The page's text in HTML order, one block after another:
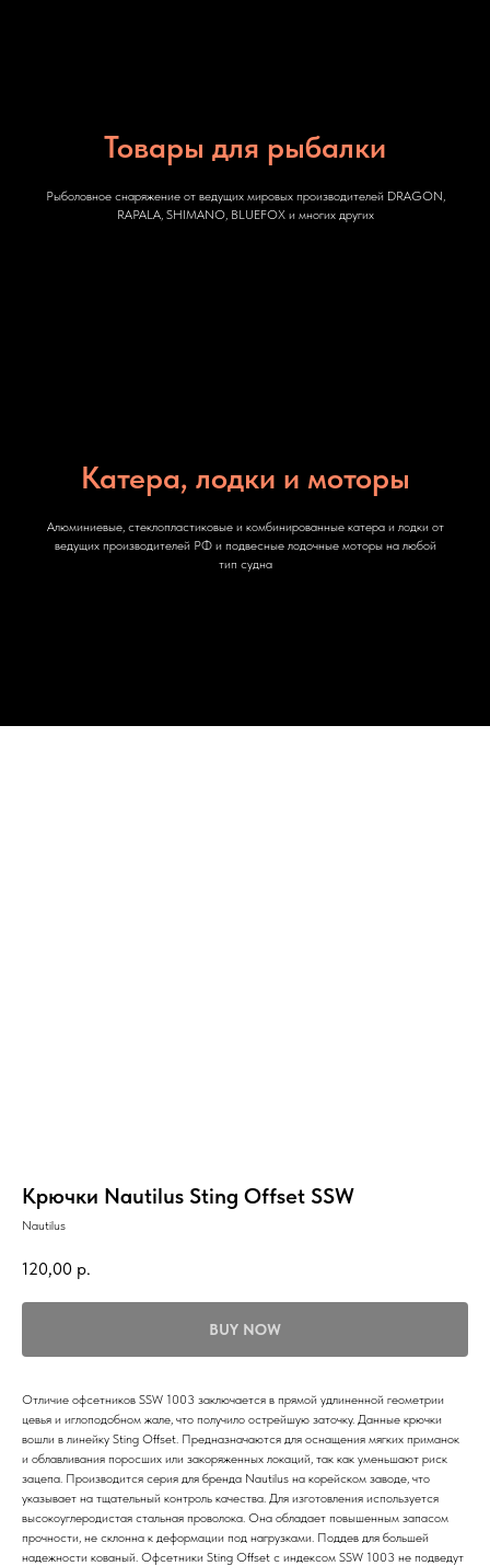
Товары для рыбалки
Рыболовное снаряжение от ведущих мировых производителей DRAGON,
RAPALA, SHIMANO, BLUEFOX и многих других
Катера, лодки и моторы
Алюминиевые, стеклопластиковые и комбинированные катера и лодки от
ведущих производителей РФ и подвесные лодочные моторы на любой
тип судна
Крючки Nautilus Sting Offset SSW
Nautilus
120,00 р.
BUY NOW
Отличие офсетников SSW 1003 заключается в прямой удлиненной геометрии
цевья и иглоподобном жале, что получило острейшую заточку. Данные крючки
вошли в линейку Sting Offset. Предназначаются для оснащения мягких приманок
и облавливания поросших или закоряженных локаций, так как уменьшают риск
зацепа. Производится серия для бренда Nautilus на корейском заводе, что
указывает на тщательный контроль качества. Для изготовления используется
высокоуглеродистая стальная проволока. Она обладает повышенным запасом
прочности, не склонна к деформации под нагрузками. Поддев для большей
надежности кованый. Офсетники Sting Offset с индексом SSW 1003 не подведут